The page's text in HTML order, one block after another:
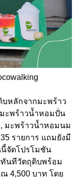
หลักจากมะพร้าว
ะพร้าวน้ำหอมปั่น
มะพร้าวน้ำหอมนม
รายการ แถมยังมี
นี้จัดโปรโมชัน
ทันทีวัตถุดิบพร้อม
4,500 บาท โดย